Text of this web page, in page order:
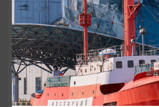
Куршская коса
ОТ 2500₽